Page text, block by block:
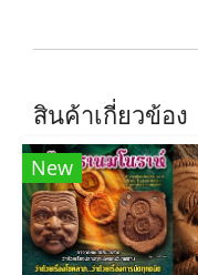
สินค้าเกี่ยวข้อง
New